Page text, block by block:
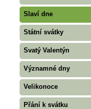
Slaví dne
Státní svátky
Svatý Valentýn
Významné dny
Velikonoce
Přání k svátku